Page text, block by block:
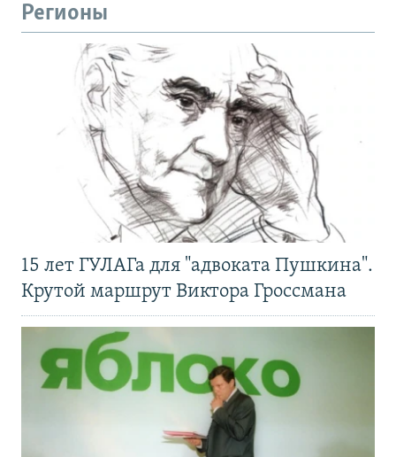
Регионы
15 лет ГУЛАГа для "адвоката Пушкина".
Крутой маршрут Виктора Гроссмана